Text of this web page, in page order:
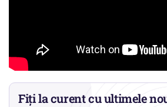
Fiți la curent cu ultimele